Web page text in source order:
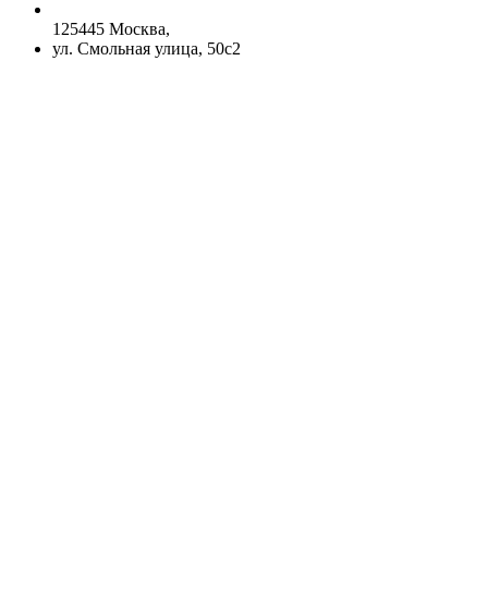
125445 Москва,
ул. Смольная улица, 50с2